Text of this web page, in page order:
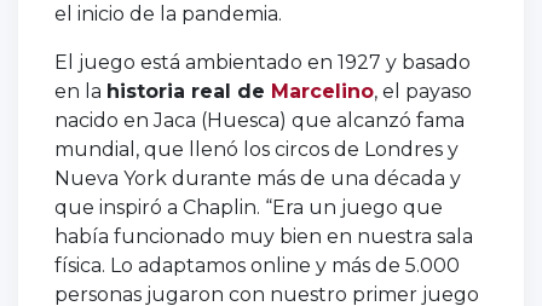
el inicio de la pandemia.
El juego está ambientado en 1927 y basado
en la historia real de Marcelino, el payaso
nacido en Jaca (Huesca) que alcanzó fama
mundial, que llenó los circos de Londres y
Nueva York durante más de una década y
que inspiró a Chaplin. “Era un juego que
había funcionado muy bien en nuestra sala
física. Lo adaptamos online y más de 5.000
personas jugaron con nuestro primer juego